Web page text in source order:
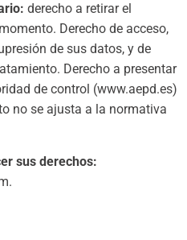
derecho a retirar el
Derecho de acceso,
de sus datos, y de
Derecho a presentar
de control (www.aepd.es)
no se ajusta a la normativa
sus derechos: